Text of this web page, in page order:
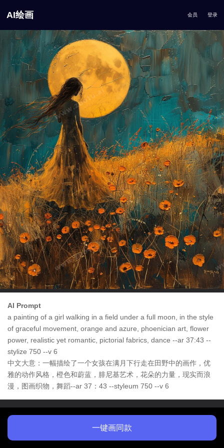
AI绘画 会员 登录
AI Prompt
a painting of a girl walking in a field under a full moon, in the style
of graceful movement, orange and azure, phoenician art, flower
power, realistic yet romantic, pictorial fabrics, dance --ar 37:43 --
stylize 750 --v 6
中文大意：一幅描绘了一个女孩在满月下行走在田野中的画作，优
雅的动作风格，橙色和蔚蓝，腓尼基艺术，花朵的力量，现实而浪
漫，图画织物，舞蹈--ar 37：43 --styleum 750 --v 6
一键画同款